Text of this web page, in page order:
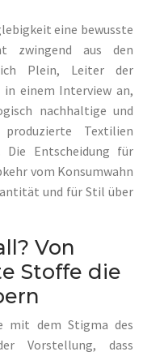
eine bewusste
zwingend aus den
Plein, Leiter der
einem Interview an,
nachhaltige und
Textilien
Entscheidung für
vom Konsumwahn
und für Stil über
Von
Stoffe die
mit dem Stigma des
Vorstellung, dass